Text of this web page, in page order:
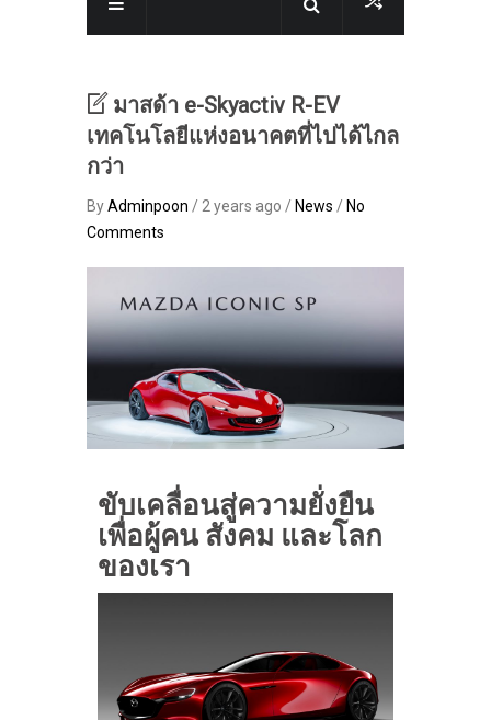
มาสด้า e-Skyactiv R-EV
เทคโนโลยีแห่งอนาคตที่ไปได้ไกล
กว่า
ByAdminpoon / 2 years ago / News / No
Comments
ขับเคลื่อนสู่ความยั่งยืน
เพื่อผู้คน สังคม และโลก
ของเรา